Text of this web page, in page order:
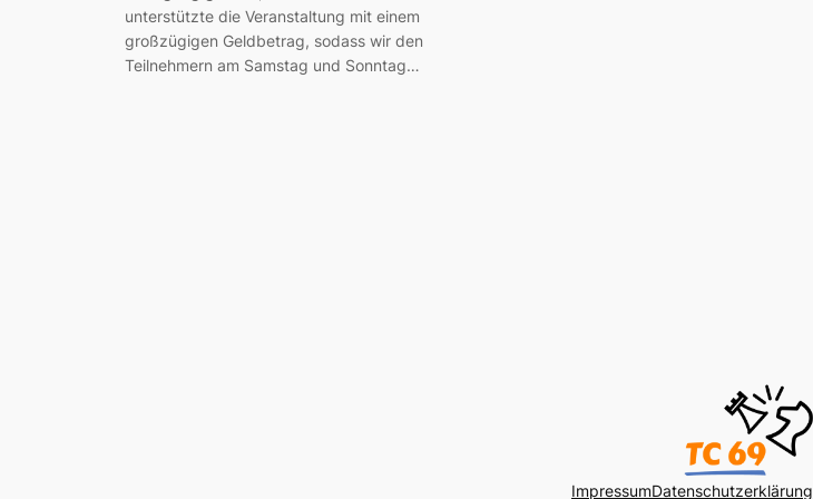
unterstützte die Veranstaltung mit einem
großzügigen Geldbetrag, sodass wir den
Teilnehmern am Samstag und Sonntag…
ImpressumDatenschutzerklärung